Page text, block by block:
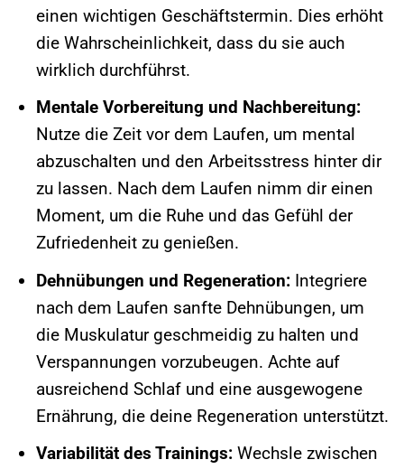
einen wichtigen Geschäftstermin. Dies erhöht
die Wahrscheinlichkeit, dass du sie auch
wirklich durchführst.
Mentale Vorbereitung und Nachbereitung:
Nutze die Zeit vor dem Laufen, um mental
abzuschalten und den Arbeitsstress hinter dir
zu lassen. Nach dem Laufen nimm dir einen
Moment, um die Ruhe und das Gefühl der
Zufriedenheit zu genießen.
Dehnübungen und Regeneration:Integriere
nach dem Laufen sanfte Dehnübungen, um
die Muskulatur geschmeidig zu halten und
Verspannungen vorzubeugen. Achte auf
ausreichend Schlaf und eine ausgewogene
Ernährung, die deine Regeneration unterstützt.
Variabilität des Trainings:Wechsle zwischen